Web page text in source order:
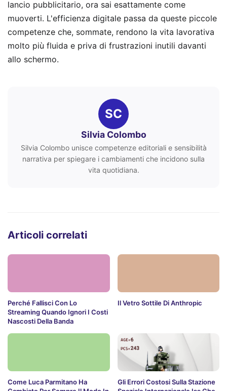
lancio pubblicitario, ora sai esattamente come
muoverti. L'efficienza digitale passa da queste piccole
competenze che, sommate, rendono la vita lavorativa
molto più fluida e priva di frustrazioni inutili davanti
allo schermo.
SC
Silvia Colombo
Silvia Colombo unisce competenze editoriali e sensibilità
narrativa per spiegare i cambiamenti che incidono sulla
vita quotidiana.
Articoli correlati
Perché Fallisci Con Lo
Streaming Quando Ignori I Costi
Nascosti Della Banda
Il Vetro Sottile Di Anthropic
Come Luca Parmitano Ha
Gli Errori Costosi Sulla Stazione